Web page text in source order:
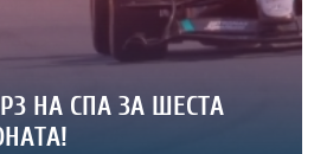
НА СПА ЗА ШЕСТА